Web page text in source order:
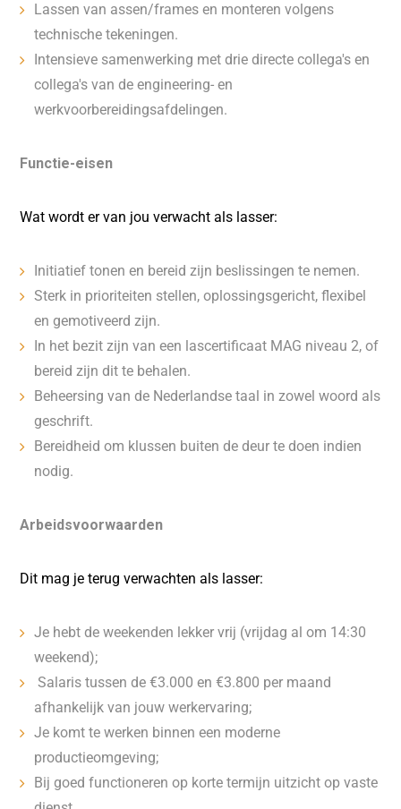
Lassen van assen/frames en monteren volgens
technische tekeningen.
Intensieve samenwerking met drie directe collega's en
collega's van de engineering- en
werkvoorbereidingsafdelingen.
Functie-eisen
Wat wordt er van jou verwacht als lasser:
Initiatief tonen en bereid zijn beslissingen te nemen.
Sterk in prioriteiten stellen, oplossingsgericht, flexibel
en gemotiveerd zijn.
In het bezit zijn van een lascertificaat MAG niveau 2, of
bereid zijn dit te behalen.
Beheersing van de Nederlandse taal in zowel woord als
geschrift.
Bereidheid om klussen buiten de deur te doen indien
nodig.
Arbeidsvoorwaarden
Dit mag je terug verwachtenals lasser:
Je hebt de weekenden lekker vrij (vrijdag al om 14:30
weekend);
Salaris tussen de €3.000 en €3.800 per maand
afhankelijk van jouw werkervaring;
Je komt te werken binnen een moderne
productieomgeving;
Bij goed functioneren op korte termijn uitzicht op vaste